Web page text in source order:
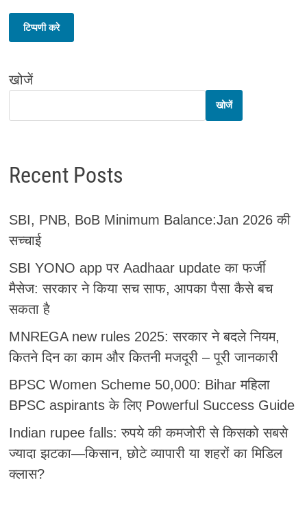
खोजें
खोजें
Recent Posts
SBI, PNB, BoB Minimum Balance:Jan 2026 की
सच्चाई
SBI YONO app पर Aadhaar update का फर्जी
मैसेज: सरकार ने किया सच साफ, आपका पैसा कैसे बच
सकता है
MNREGA new rules 2025: सरकार ने बदले नियम,
कितने दिन का काम और कितनी मजदूरी – पूरी जानकारी
BPSC Women Scheme 50,000: Bihar महिला
BPSC aspirants के लिए Powerful Success Guide
Indian rupee falls: रुपये की कमजोरी से किसको सबसे
ज्यादा झटका—किसान, छोटे व्यापारी या शहरों का मिडिल
क्लास?